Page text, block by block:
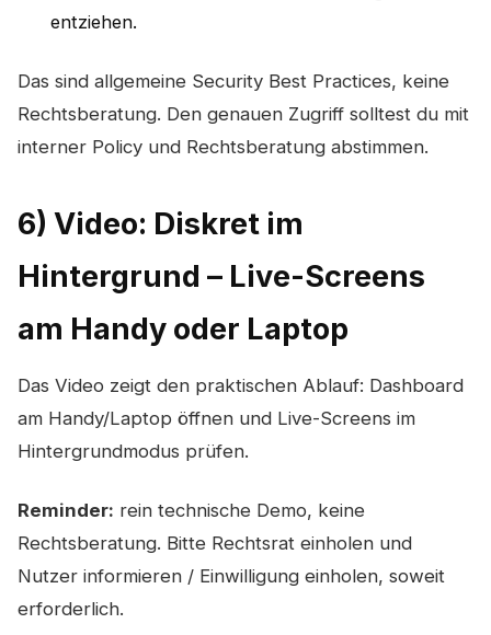
entziehen.
Das sind allgemeine Security Best Practices, keine
Rechtsberatung. Den genauen Zugriff solltest du mit
interner Policy und Rechtsberatung abstimmen.
6) Video: Diskret im
Hintergrund – Live-Screens
am Handy oder Laptop
Das Video zeigt den praktischen Ablauf: Dashboard
am Handy/Laptop öffnen und Live-Screens im
Hintergrundmodus prüfen.
Reminder: rein technische Demo, keine
Rechtsberatung. Bitte Rechtsrat einholen und
Nutzer informieren / Einwilligung einholen, soweit
erforderlich.